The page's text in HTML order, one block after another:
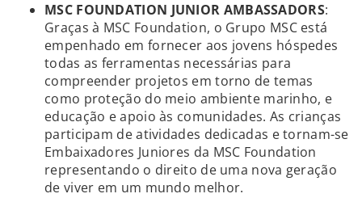
MSC FOUNDATION JUNIOR AMBASSADORS:
Graças à MSC Foundation, o Grupo MSC está
empenhado em fornecer aos jovens hóspedes
todas as ferramentas necessárias para
compreender projetos em torno de temas
como proteção do meio ambiente marinho, e
educação e apoio às comunidades. As crianças
participam de atividades dedicadas e tornam-se
Embaixadores Juniores da MSC Foundation
representando o direito de uma nova geração
de viver em um mundo melhor.